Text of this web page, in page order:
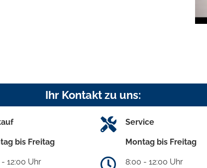
Ihr Kontakt zu uns:
bis Freitag
12:00 Uhr
Service
Montag bis Freitag
8:00 - 12:00 Uhr